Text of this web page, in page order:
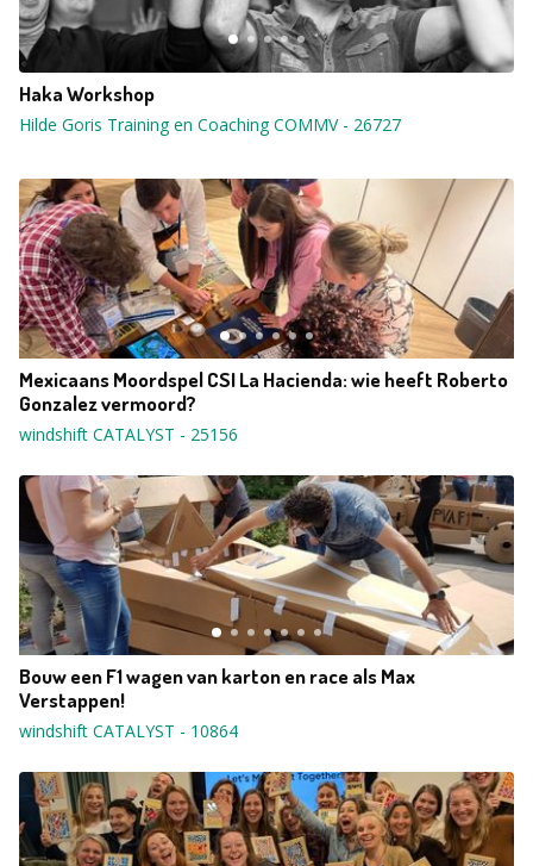
Haka Workshop
Hilde Goris Training en Coaching COMMV- 26727
Mexicaans Moordspel CSI La Hacienda: wie heeft Roberto
Gonzalez vermoord?
windshift CATALYST - 25156
Bouw een F1 wagen van karton en race als Max
Verstappen!
windshift CATALYST - 10864